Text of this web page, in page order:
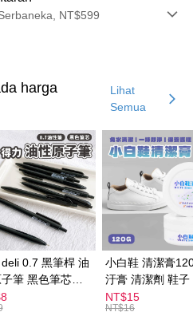
NT$599
harga
Lihat
Semua
0.7 黑筆桿 油
筆 黑色筆芯
小白鞋 清潔膏
汙膏 清潔劑 鞋子
漬 白皮鞋 鞋油
NT$15
NT$16